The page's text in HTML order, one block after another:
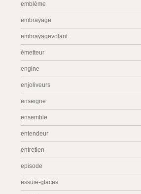
emblème
embrayage
embrayagevolant
émetteur
engine
enjoliveurs
enseigne
ensemble
entendeur
entretien
episode
essuie-glaces